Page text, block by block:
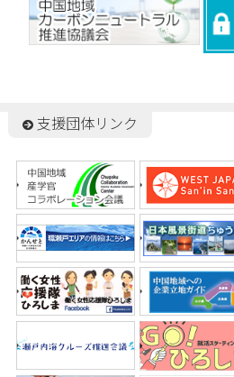
支援団体リンク